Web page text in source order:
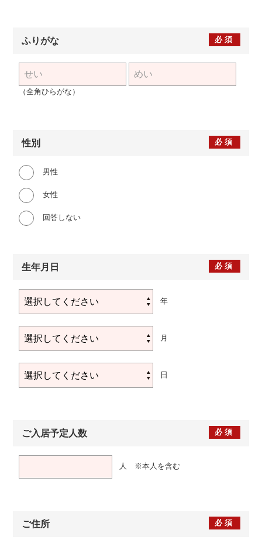
必須
ふりがな
（全角ひらがな）
必須
性別
男性
女性
回答しない
必須
生年月日
年
月
日
必須
ご入居予定人数
人 ※本人を含む
必須
ご住所